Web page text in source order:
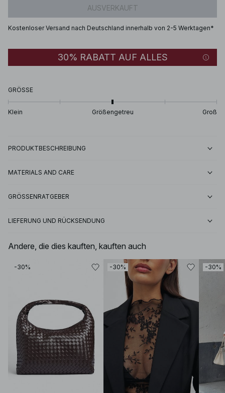
AUSVERKAUFT
Kostenloser Versand nach Deutschland innerhalb von 2-5 Werktagen*
30% RABATT AUF ALLES
GRÖSSE
Klein Größengetreu Groß
PRODUKTBESCHREIBUNG
MATERIALS AND CARE
GRÖSSENRATGEBER
LIEFERUNG UND RÜCKSENDUNG
Andere, die dies kauften, kauften auch
-30% -30% -30%